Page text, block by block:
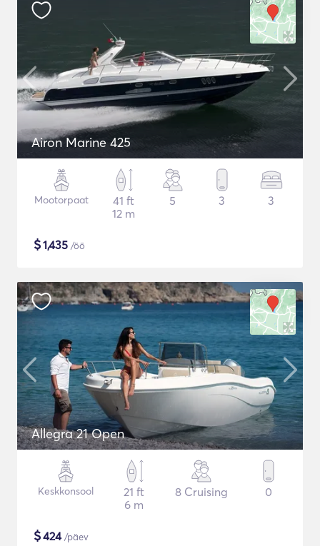
Airon Marine 425
Mootorpaat
41 ft
12 m
5 3 3
$1,435 /öö
Allegra 21 Open
Keskkonsool
21 ft
6 m
8 Cruising 0
$424/päev